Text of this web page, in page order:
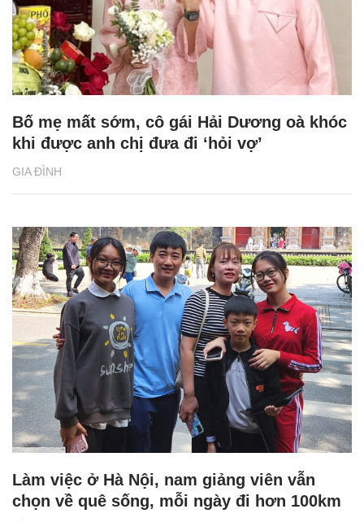
GIA ĐÌNH
Bố mẹ mất sớm, cô gái Hải Dương oà khóc
khi được anh chị đưa đi ‘hỏi vợ’
Làm việc ở Hà Nội, nam giảng viên vẫn
chọn về quê sống, mỗi ngày đi hơn 100km